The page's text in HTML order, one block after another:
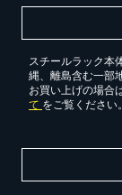
スチールラック本
縄、離島含む一部
お買い上げの場合
て をご覧ください。